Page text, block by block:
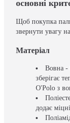
основні
Щоб покупка
звернути увагу
Матеріал
Вовна -
зберігає
O'Polo з
додає